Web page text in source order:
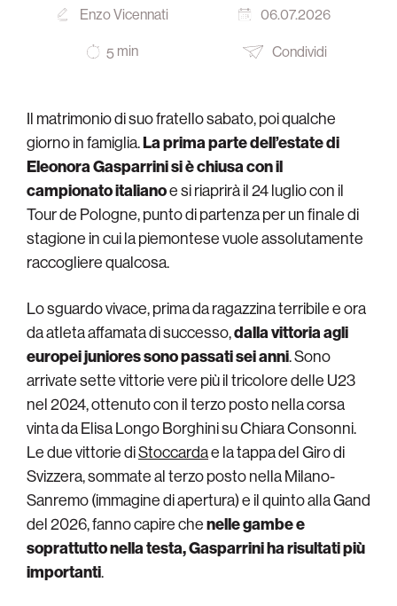
Enzo Vicennati 06.07.2026
5 min Condividi
Il matrimonio di suo fratello sabato, poi qualche
giorno in famiglia.La prima parte dell’estate di
Eleonora Gasparrini si è chiusa con il
campionato italianoe si riaprirà il 24 luglio con il
Tour de Pologne, punto di partenza per un finale di
stagione in cui la piemontese vuole assolutamente
raccogliere qualcosa.
Lo sguardo vivace, prima da ragazzina terribile e ora
da atleta affamata di successo,dalla vittoria agli
europei juniores sono passati sei anni. Sono
arrivate sette vittorie vere più il tricolore delle U23
nel 2024, ottenuto con il terzo posto nella corsa
vinta da Elisa Longo Borghini su Chiara Consonni.
Le due vittorie diStoccardae la tappa del Giro di
Svizzera, sommate al terzo posto nella Milano-
Sanremo (immagine di apertura) e il quinto alla Gand
del 2026, fanno capire chenelle gambe e
soprattutto nella testa, Gasparrini ha risultati più
importanti.